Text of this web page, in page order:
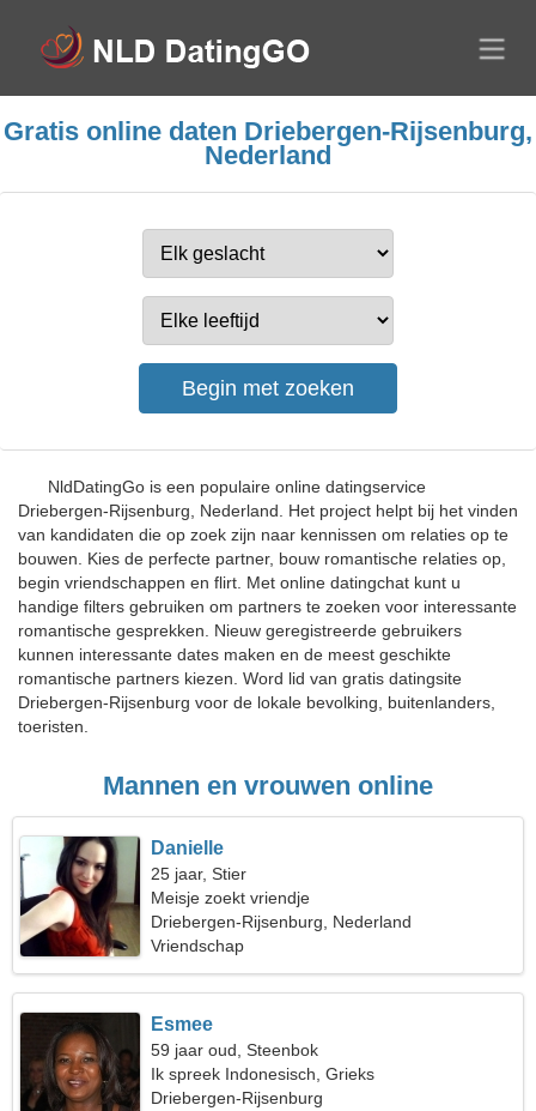
Gratis online daten Driebergen-Rijsenburg,
Nederland
NldDatingGo is een populaire online datingservice
Driebergen-Rijsenburg, Nederland. Het project helpt bij het vinden
van kandidaten die op zoek zijn naar kennissen om relaties op te
bouwen. Kies de perfecte partner, bouw romantische relaties op,
begin vriendschappen en flirt. Met online datingchat kunt u
handige filters gebruiken om partners te zoeken voor interessante
romantische gesprekken. Nieuw geregistreerde gebruikers
kunnen interessante dates maken en de meest geschikte
romantische partners kiezen. Word lid van gratis datingsite
Driebergen-Rijsenburg voor de lokale bevolking, buitenlanders,
toeristen.
Mannen en vrouwen online
Danielle
25 jaar, Stier
Meisje zoekt vriendje
Driebergen-Rijsenburg, Nederland
Vriendschap
Esmee
59 jaar oud, Steenbok
Ik spreek Indonesisch, Grieks
Driebergen-Rijsenburg